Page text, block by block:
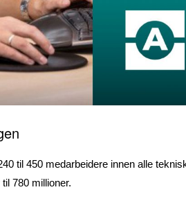
til 450 medarbeidere innen alle
780 millioner.